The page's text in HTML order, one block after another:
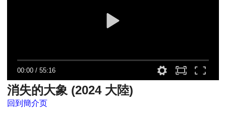
00:00 /55:16
消失的大象 (2024 大陸)
回到簡介页